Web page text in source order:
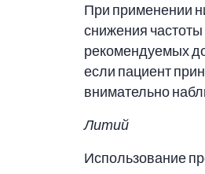
При применении
снижения
рекомендуемых
если пациент
внимательно
Литий
Использование